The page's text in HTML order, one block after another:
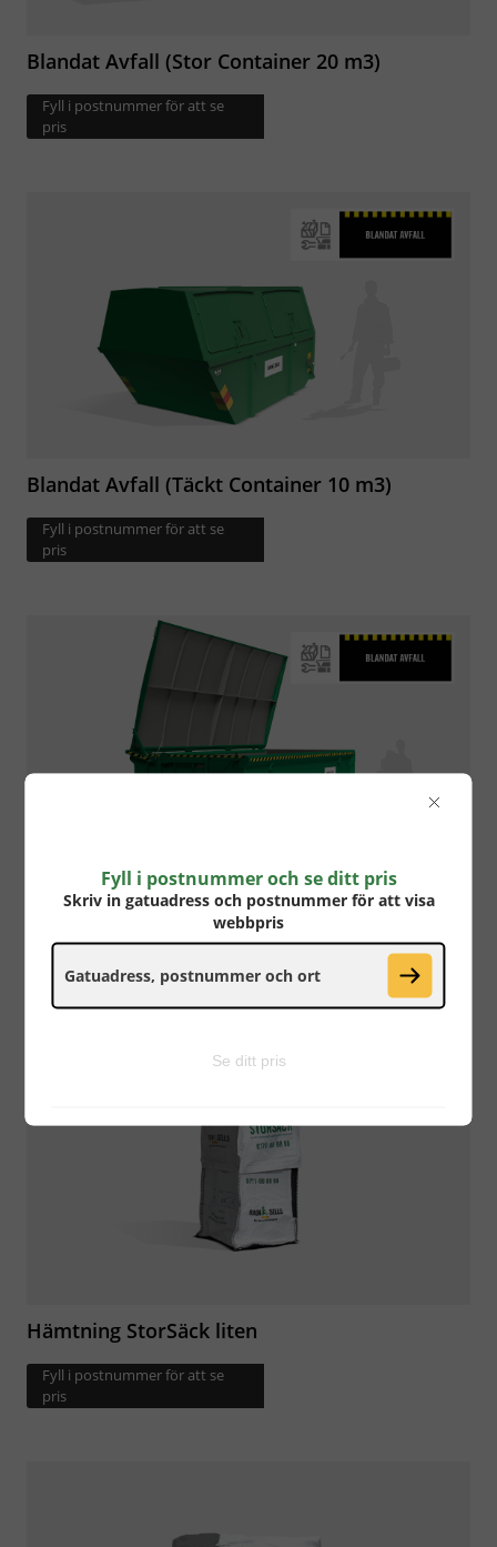
Blandat Avfall (Stor Container 20 m3)
Fyll i postnummer för att se
pris
Blandat Avfall (Täckt Container 10 m3)
Fyll i postnummer för att se
pris
Blandat Avfall (Täckt Container 20 m3)
Fyll i postnummer för att se
pris
Hämtning StorSäck liten
Fyll i postnummer för att se
pris
Fyll i postnummer och se ditt pris
Skriv in gatuadress och postnummer för att visa
webbpris
Se ditt pris